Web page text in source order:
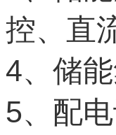
控、直
4、储
5、配